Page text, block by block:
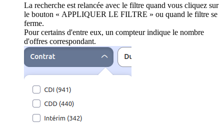
La recherche est relancée avec le filtre quand vous cliquez sur
le bouton « APPLIQUER LE FILTRE » ou quand le filtre se
ferme.
Pour certains d'entre eux, un compteur indique le nombre
d'offres correspondant.